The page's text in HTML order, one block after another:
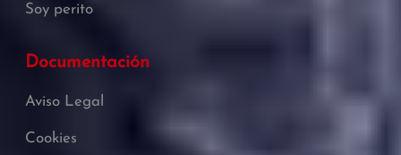
Soy perito
Documentación
Aviso Legal
Cookies